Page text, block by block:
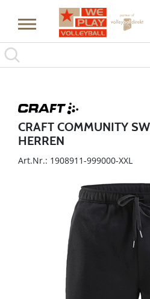
CRAFT COMMUNITY
HERREN
Art.Nr.: 1908911-999000-XXL